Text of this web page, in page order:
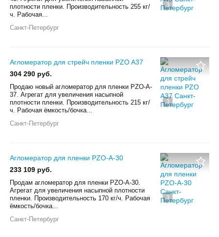
3
плотности пленки. Производительность 255 кг/
ч. Рабочая...
Санкт-Петербург
3
Агломератор для стрейч пленки PZO A37
304 290 руб.
Продаю новый агломератор для пленки PZO-A-
37. Агрегат для увеличения насыпной
плотности пленки. Производительность 215 кг/
ч. Рабочая ёмкость/бочка...
Санкт-Петербург
3
Агломератор для пленки PZO-A-30
233 109 руб.
Продам агломератор для пленки PZO-A-30.
Агрегат для увеличения насыпной плотности
пленки. Производительность 170 кг/ч. Рабочая
ёмкость/бочка...
Санкт-Петербург